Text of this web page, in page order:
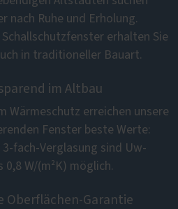
nach Ruhe und Erholung.
Schallschutzfenster erhalten Sie
in traditioneller Bauart.
im Altbau
Wärmeschutz erreichen unsere
Fenster beste Werte:
3-fach-Verglasung sind Uw-
0,8 W/(m²K) möglich.
Oberflächen-Garantie